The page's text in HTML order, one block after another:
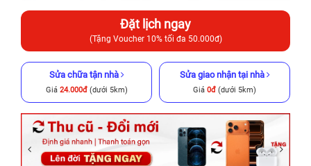
Đặt lịch ngay
(Tặng Voucher 10% tối đa 50.000đ)
Sửa chữa tận nhà
Giá 24.000đ(dưới 5km)
Sửa giao nhận tại nhà
Giá 0đ (dưới 5km)